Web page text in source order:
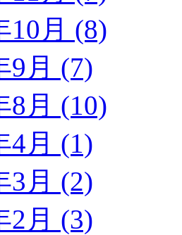
10月 (8)
9月 (7)
8月 (10)
4月 (1)
3月 (2)
2月 (3)